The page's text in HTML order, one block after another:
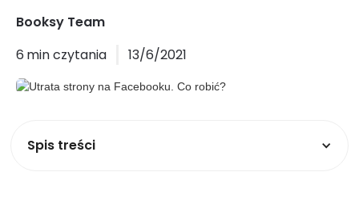
Booksy Team
6 min czytania 13/6/2021
Spis treści